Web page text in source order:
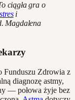
ciągła gra o
stresi
Magdalena
Funduszu Zdrowia z
diagnozę astmy,
— połowa żyje bez